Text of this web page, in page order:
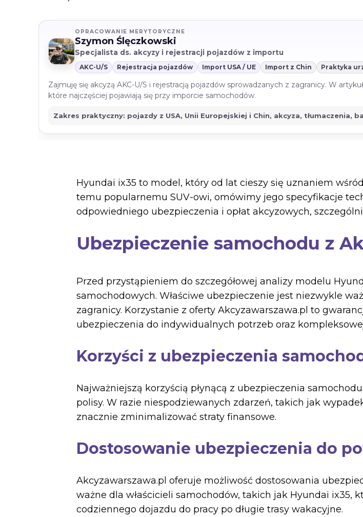
Hyundai ix35 to model, który od lat cieszy się uznaniem
temu popularnemu SUV-owi, omówimy jego specyfikacje
odpowiedniego ubezpieczenia i opłat akcyzowych,
Ubezpieczenie samochodu z
Przed przystąpieniem do szczegółowej analizy modelu
samochodowych. Właściwe ubezpieczenie jest niezwykle
zagranicy. Korzystanie z oferty Akcyzawarszawa.pl to
ubezpieczenia do indywidualnych potrzeb oraz
Korzyści z ubezpieczenia
Najważniejszą korzyścią płynącą z ubezpieczenia
polisy. W razie niespodziewanych zdarzeń, takich jak
znacznie zminimalizować straty finansowe.
Dostosowanie ubezpieczenia do
Akcyzawarszawa.pl oferuje możliwość dostosowania
ważne dla właścicieli samochodów, takich jak Hyundai ix35,
codziennego dojazdu do pracy po długie trasy wakacyjne.
OPRACOWANIE MERYTORYCZNE
Szymon Ślęczkowski
Specjalista ds. akcyzy i rejestracji pojazdów z importu
AKC-U/S Rejestracja pojazdów Import USA / UE Import z Chin Praktyka
Zajmuję się akcyzą AKC-U/S i rejestracją pojazdów sprowadzanych z zagranicy. W
które najczęściej pojawiają się przy imporcie samochodów.
Zakres praktyczny: pojazdy z USA, Unii Europejskiej i Chin, akcyza,